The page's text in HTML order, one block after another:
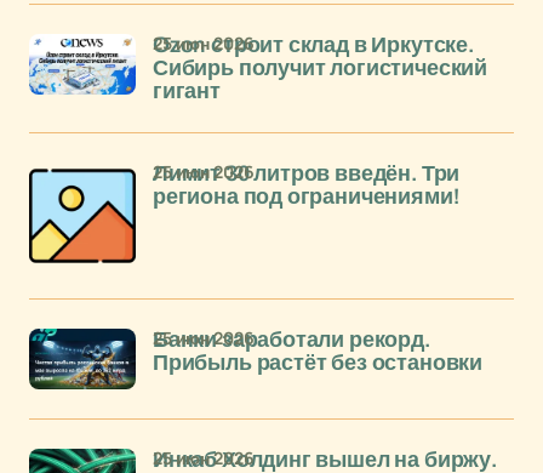
Ozon строит склад в Иркутске.
Сибирь получит логистический
гигант
25 июн 2026
Лимит 30 литров введён. Три
региона под ограничениями!
25 июн 2026
Банки заработали рекорд.
Прибыль растёт без остановки
25 июн 2026
Инкаб Холдинг вышел на биржу.
25 июн 2026